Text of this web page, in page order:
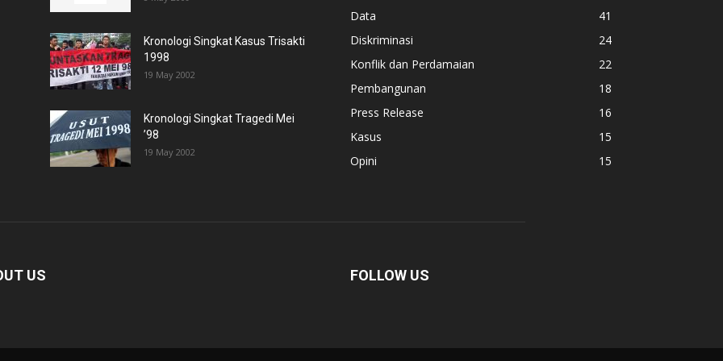
Kronologi Singkat Kasus Trisakti
1998
19 May 2002
Kronologi Singkat Tragedi Mei
’98
19 May 2002
Data
41
Diskriminasi
24
Konflik dan Perdamaian
22
Pembangunan
18
Press Release
16
Kasus
15
Opini
15
US FOLLOW US